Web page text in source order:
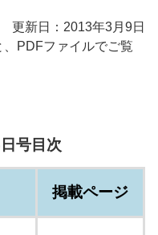
更新日：2013年3月9日
PDFファイルでご覧
号目次
掲載ページ